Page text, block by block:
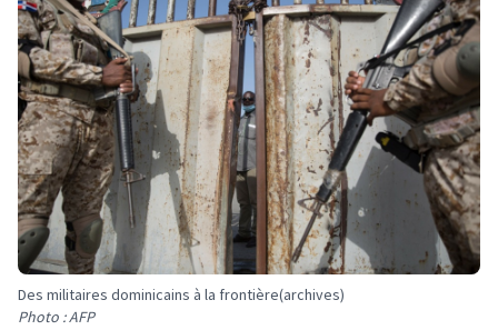
Des militaires dominicains à la frontière(archives)
Photo : AFP